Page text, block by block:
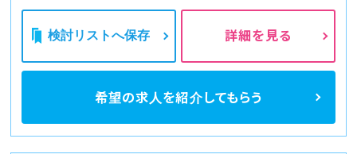
検討リストへ保存 詳細を見る
希望の求人を紹介してもらう